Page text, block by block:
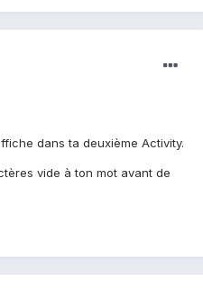
dans ta deuxième Activity.
vide à ton mot avant de